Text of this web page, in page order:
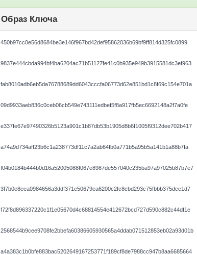
Образ Ключа
450b97cc0e56d8684be3e146f967bd42def95862036b69bf9ff814d325fc0899
9837e444cbda994bf4ba6204ac71b51127fe41c0b935e949b3915581dc3ef963
fab8010adb6eb5da76788689dd6043cccfa06773d62e851bd1c8f69c154e701a
09d9933aeb836c0ceb06cb549e743111edbef5f8a917fb5ec6692148a2f7a0fe
e337fe67e97490326b5123a901c1b87db53b1905d8b6f1005f9312dee702b417
a74a9d734aff23b6c1a238773df11c7a2ab64fb0a771b5a95b5a141b1a88b7fa
f04b0184b444b0d16a52005088f067e8987de557040c235ba97a97025b87b7e7
3f7b0e8eea0984656a3ddf371e50679ea6200c2fc8cbd293c75fbbb375dce1d7
f72f8d896337220c1f1e05670d4c68814554e412672bcd727d590c882c44df1e
2568544b9cee9708fe2bbefa60386605930565a4ddab071512853eb02a93d01b
a4a383c1b0bfe883bac5202649167253771f189cf8de7988cc947b8aa6685664